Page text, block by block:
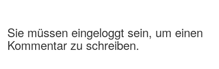
Sie müssen eingeloggt sein, um einen
Kommentar zu schreiben.